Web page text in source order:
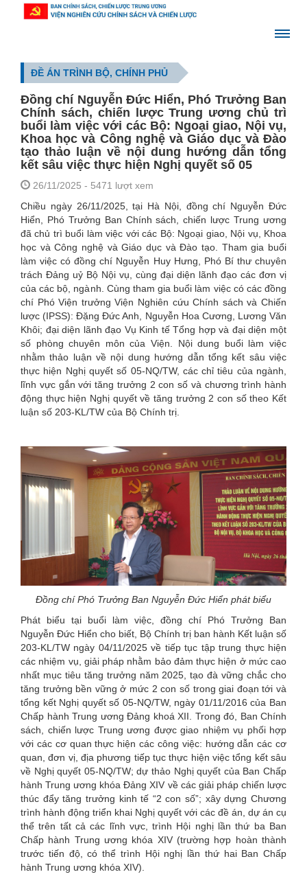
ĐỀ ÁN TRÌNH BỘ, CHÍNH PHỦ
Đồng chí Nguyễn Đức Hiển, Phó Trưởng Ban
Chính sách, chiến lược Trung ương chủ trì
buổi làm việc với các Bộ: Ngoại giao, Nội vụ,
Khoa học và Công nghệ và Giáo dục và Đào
tạo thảo luận về nội dung hướng dẫn tổng
kết sâu việc thực hiện Nghị quyết số 05
26/11/2025 - 5471 lượt xem
Chiều ngày 26/11/2025, tại Hà Nội, đồng chí Nguyễn Đức
Hiển, Phó Trưởng Ban Chính sách, chiến lược Trung ương
đã chủ trì buổi làm việc với các Bộ: Ngoại giao, Nội vụ, Khoa
học và Công nghệ và Giáo dục và Đào tạo. Tham gia buổi
làm việc có đồng chí Nguyễn Huy Hưng, Phó Bí thư chuyên
trách Đảng uỷ Bộ Nội vụ, cùng đại diện lãnh đạo các đơn vị
của các bộ, ngành. Cùng tham gia buổi làm việc có các đồng
chí Phó Viện trưởng Viện Nghiên cứu Chính sách và Chiến
lược (IPSS): Đặng Đức Anh, Nguyễn Hoa Cương, Lương Văn
Khôi; đại diện lãnh đạo Vụ Kinh tế Tổng hợp và đại diện một
số phòng chuyên môn của Viện. Nội dung buổi làm việc
nhằm thảo luận về nội dung hướng dẫn tổng kết sâu việc
thực hiện Nghị quyết số 05-NQ/TW, các chỉ tiêu của ngành,
lĩnh vực gắn với tăng trưởng 2 con số và chương trình hành
động thực hiện Nghị quyết về tăng trưởng 2 con số theo Kết
luận số 203-KL/TW của Bộ Chính trị.
Đồng chí Phó Trưởng Ban Nguyễn Đức Hiển phát biểu
Phát biểu tại buổi làm việc, đồng chí Phó Trưởng Ban
Nguyễn Đức Hiển cho biết, Bộ Chính trị ban hành Kết luận số
203-KL/TW ngày 04/11/2025 về tiếp tục tập trung thực hiện
các nhiệm vụ, giải pháp nhằm bảo đảm thực hiện ở mức cao
nhất mục tiêu tăng trưởng năm 2025, tạo đà vững chắc cho
tăng trưởng bền vững ở mức 2 con số trong giai đoạn tới và
tổng kết Nghị quyết số 05-NQ/TW, ngày 01/11/2016 của Ban
Chấp hành Trung ương Đảng khoá XII. Trong đó, Ban Chính
sách, chiến lược Trung ương được giao nhiệm vụ phối hợp
với các cơ quan thực hiện các công việc: hướng dẫn các cơ
quan, đơn vị, địa phương tiếp tục thực hiện việc tổng kết sâu
về Nghị quyết 05-NQ/TW; dự thảo Nghị quyết của Ban Chấp
hành Trung ương khóa Đảng XIV về các giải pháp chiến lược
thúc đẩy tăng trưởng kinh tế “2 con số”; xây dựng Chương
trình hành động triển khai Nghị quyết với các đề án, dự án cụ
thể trên tất cả các lĩnh vực, trình Hội nghị lần thứ ba Ban
Chấp hành Trung ương khóa XIV (trường hợp hoàn thành
trước tiến độ, có thể trình Hội nghị lần thứ hai Ban Chấp
hành Trung ương khóa XIV).